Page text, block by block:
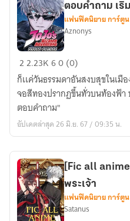
[Fic
Blue
archive]
ระบบ
ถ่ายทอด
สด
คำถาม
เริ่ม
ด้วย-
นักรบ
ประกาย
ตอบคำถาม เริ่
แฟนฟิคนิยาย การ์ตูน
Aznonys
22.23K60 (0)
ก็เเค่วันธรรมดาอันสงบสุขในเมื
จอสีทองปรากฏขึ้นทั่วบนท้องฟ้
ตอบคำถาม"
อัปเดตล่าสุด 26 มิ.ย. 67 / 09:35 น.
[Fic all
พระเจ้า
แฟนฟิคนิยาย การ์ตูน
Satanus